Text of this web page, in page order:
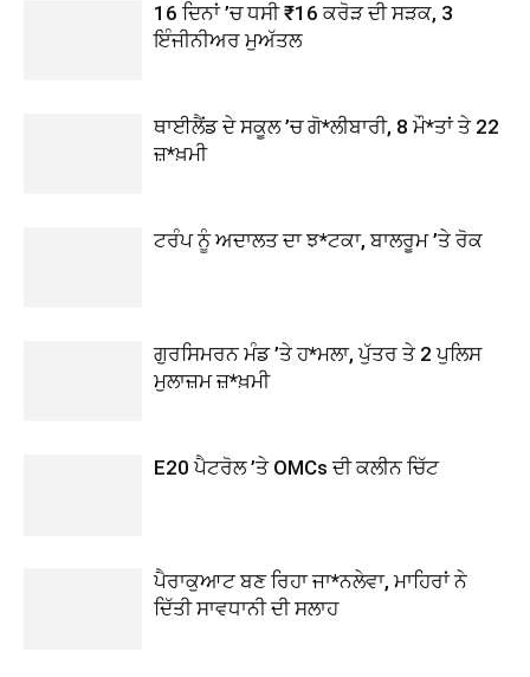
16 ਦਿਨਾਂ ’ਚ ਧਸੀ ₹16 ਕਰੋੜ ਦੀ ਸੜਕ, 3
ਇੰਜੀਨੀਅਰ ਮੁਅੱਤਲ
ਥਾਈਲੈਂਡ ਦੇ ਸਕੂਲ ’ਚ ਗੋ*ਲੀਬਾਰੀ, 8 ਮੌ*ਤਾਂ ਤੇ 22
ਜ਼*ਖ਼ਮੀ
ਟਰੰਪ ਨੂੰ ਅਦਾਲਤ ਦਾ ਝ*ਟਕਾ, ਬਾਲਰੂਮ ’ਤੇ ਰੋਕ
ਗੁਰਸਿਮਰਨ ਮੰਡ ’ਤੇ ਹ*ਮਲਾ, ਪੁੱਤਰ ਤੇ 2 ਪੁਲਿਸ
ਮੁਲਾਜ਼ਮ ਜ਼*ਖ਼ਮੀ
E20 ਪੈਟਰੋਲ ’ਤੇ OMCs ਦੀ ਕਲੀਨ ਚਿੱਟ
ਪੈਰਾਕੁਆਟ ਬਣ ਰਿਹਾ ਜਾ*ਨਲੇਵਾ, ਮਾਹਿਰਾਂ ਨੇ
ਦਿੱਤੀ ਸਾਵਧਾਨੀ ਦੀ ਸਲਾਹ